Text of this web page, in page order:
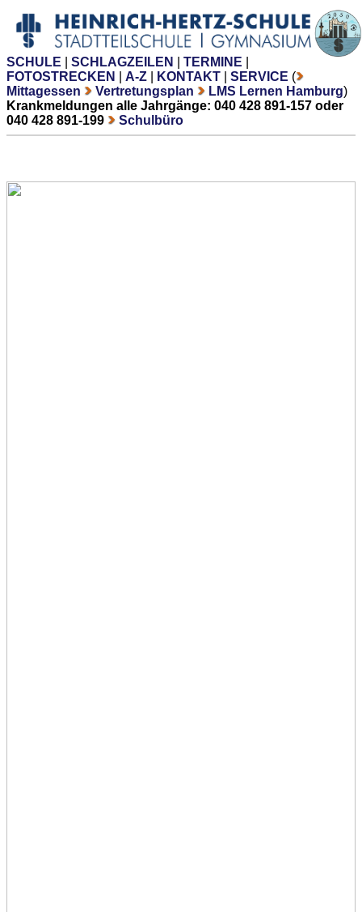
SCHULE SCHLAGZEILEN TERMINE
FOTOSTRECKEN
A-Z KONTAKT SERVICE (
Mittagessen
Vertretungsplan LMS Lernen Hamburg)
Krankmeldungen alle Jahrgänge: 040 428 891-157 oder
040 428 891-199
Schulbüro